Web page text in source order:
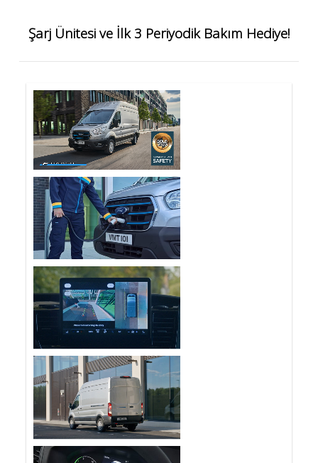
Şarj Ünitesi ve İlk 3 Periyodik Bakım Hediye!